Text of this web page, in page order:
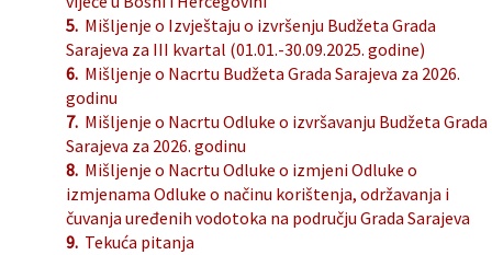
5. Mišljenje o Izvještaju o izvršenju Budžeta Grada
Sarajeva za III kvartal (01.01.-30.09.2025. godine)
6. Mišljenje o Nacrtu Budžeta Grada Sarajeva za 2026.
godinu
7. Mišljenje o Nacrtu Odluke o izvršavanju Budžeta Grada
Sarajeva za 2026. godinu
8. Mišljenje o Nacrtu Odluke o izmjeni Odluke o
izmjenama Odluke o načinu korištenja, održavanja i
čuvanja uređenih vodotoka na području Grada Sarajeva
9. Tekuća pitanja